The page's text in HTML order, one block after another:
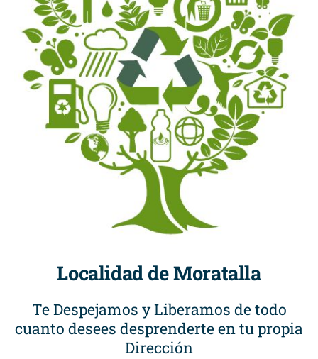
Localidad de Moratalla
Te Despejamos y Liberamos de todo
cuanto desees desprenderte en tu propia
Dirección